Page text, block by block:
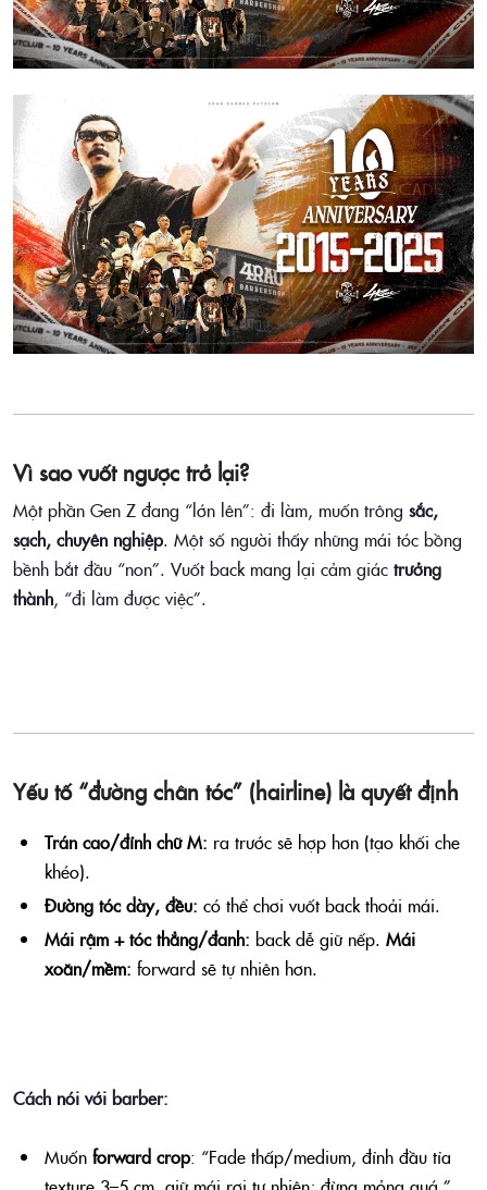
Vì sao vuốt ngược trở lại?
Một phần Gen Z đang “lớn lên”: đi làm, muốn trông sắc,
sạch, chuyên nghiệp. Một số người thấy những mái tóc bồng
bềnh bắt đầu “non”. Vuốt back mang lại cảm giác trưởng
thành, “đi làm được việc”.
Yếu tố “đường chân tóc” (hairline) là quyết định
Trán cao/đỉnh chữ M: ra trước sẽ hợp hơn (tạo khối che
khéo).
Đường tóc dày, đều: có thể chơi vuốt back thoải mái.
Mái rậm + tóc thẳng/đanh: back dễ giữ nếp. Mái
xoăn/mềm: forward sẽ tự nhiên hơn.
Cách nói với barber:
Muốn forward crop: “Fade thấp/medium, đỉnh đầu tỉa